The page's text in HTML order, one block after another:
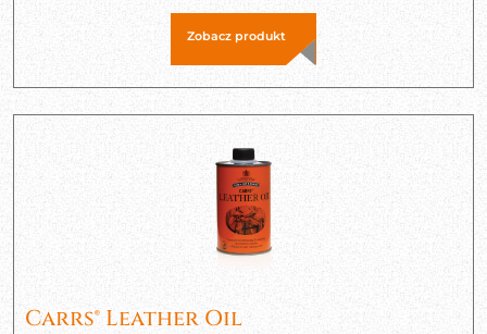
Zobacz produkt
Carrs® Leather Oil